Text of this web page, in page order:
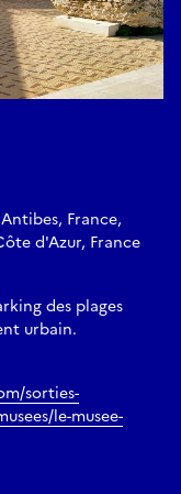
France,
d'Azur, France
des plages
urbain.
sorties-
le-musee-